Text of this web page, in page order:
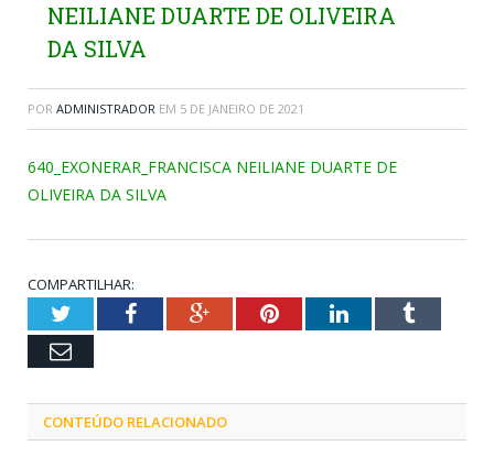
NEILIANE DUARTE DE OLIVEIRA
DA SILVA
POR ADMINISTRADOR EM 5 DE JANEIRO DE 2021
640_EXONERAR_FRANCISCA NEILIANE DUARTE DE
OLIVEIRA DA SILVA
COMPARTILHAR:
TwitterFacebookGoogle+PinterestLinkedInTumblr
Email
CONTEÚDO RELACIONADO